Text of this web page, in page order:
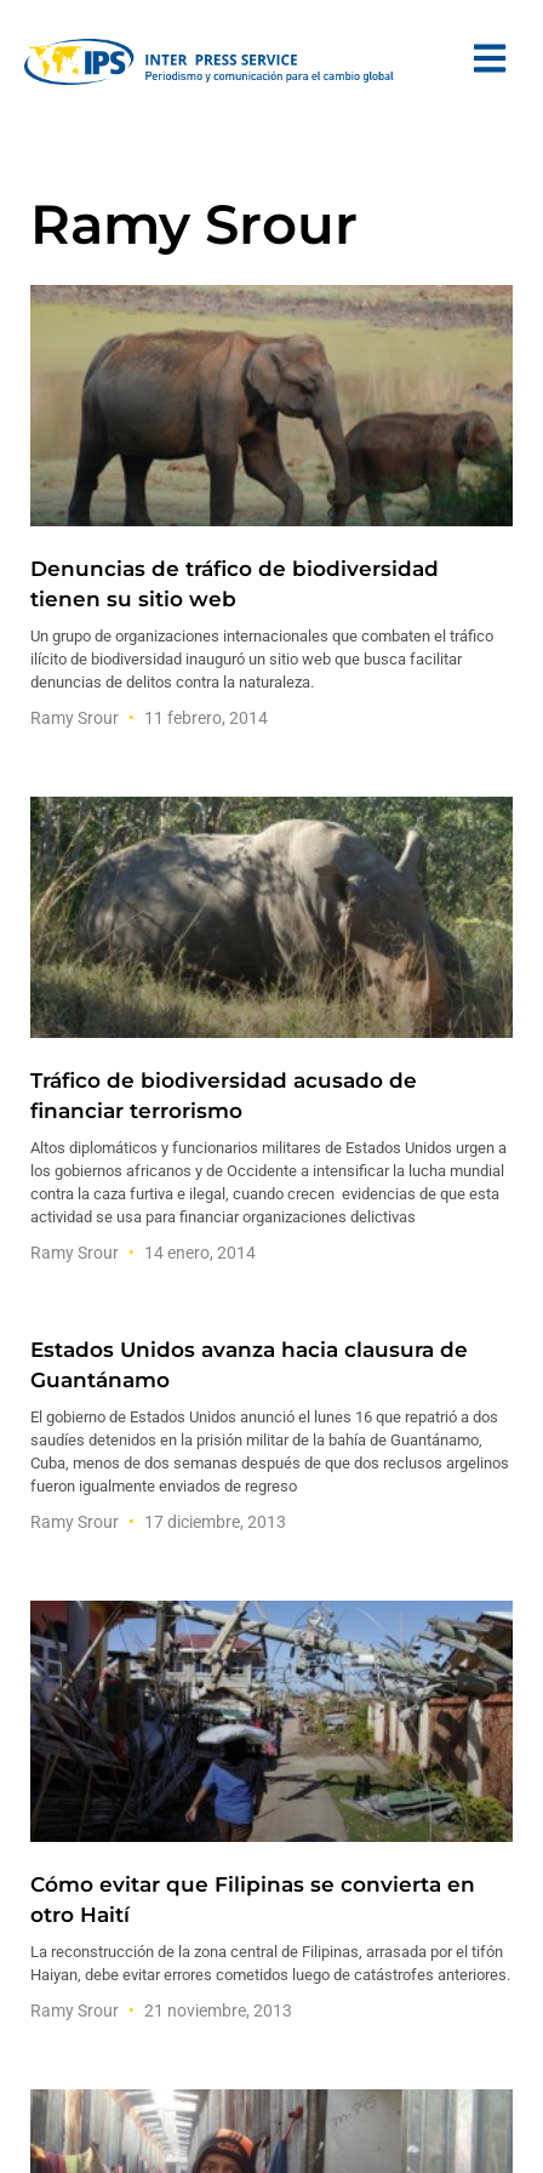
Ramy Srour
Denuncias de tráfico de biodiversidad
tienen su sitio web
Un grupo de organizaciones internacionales que combaten el tráfico
ilícito de biodiversidad inauguró un sitio web que busca facilitar
denuncias de delitos contra la naturaleza.
Ramy Srour 11 febrero, 2014
Tráfico de biodiversidad acusado de
financiar terrorismo
Altos diplomáticos y funcionarios militares de Estados Unidos urgen a
los gobiernos africanos y de Occidente a intensificar la lucha mundial
contra la caza furtiva e ilegal, cuando crecen evidencias de que esta
actividad se usa para financiar organizaciones delictivas
Ramy Srour 14 enero, 2014
Estados Unidos avanza hacia clausura de
Guantánamo
El gobierno de Estados Unidos anunció el lunes 16 que repatrió a dos
saudíes detenidos en la prisión militar de la bahía de Guantánamo,
Cuba, menos de dos semanas después de que dos reclusos argelinos
fueron igualmente enviados de regreso
Ramy Srour 17 diciembre, 2013
Cómo evitar que Filipinas se convierta en
otro Haití
La reconstrucción de la zona central de Filipinas, arrasada por el tifón
Haiyan, debe evitar errores cometidos luego de catástrofes anteriores.
Ramy Srour 21 noviembre, 2013